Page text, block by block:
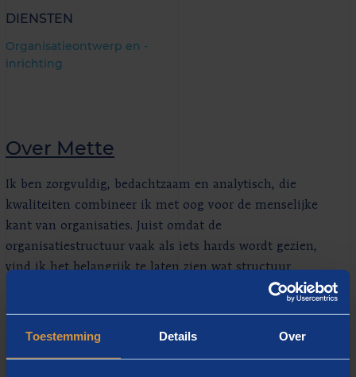
Toestemming Details Over
Over Mette
Ik ben zorgvuldig, bedachtzaam en analytisch, die
kwaliteiten combineer ik met oog voor de menselijke
kant van organisaties. Juist omdat de
organisatiestructuur vaak als iets hards wordt gezien,
vind ik het belangrijk te laten zien wat structuur
betekent voor de mensen die erin werken. Ik krijg
kunnen doen waar ze goed in zijn. Via deze adviesrol
DIENSTEN
Organisatieontwerp en -
inrichting